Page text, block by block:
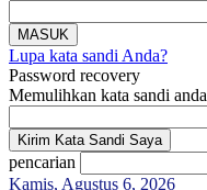
Lupa kata sandi Anda?
Password recovery
Memulihkan kata sandi anda
pencarian
Kamis, Agustus 6, 2026